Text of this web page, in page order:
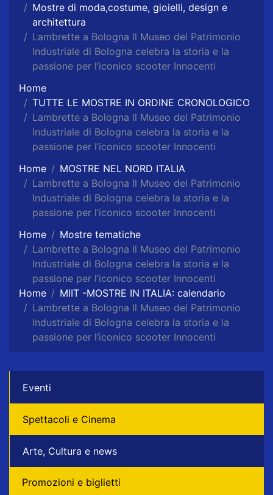
Mostre di moda,costume, gioielli, design e
architettura
Lambrette a Bologna Il Museo del Patrimonio
Industriale di Bologna celebra la storia e la
passione per l’iconico scooter Innocenti
Home
TUTTE LE MOSTRE IN ORDINE CRONOLOGICO
Lambrette a Bologna Il Museo del Patrimonio
Industriale di Bologna celebra la storia e la
passione per l’iconico scooter Innocenti
Home
MOSTRE NEL NORD ITALIA
Lambrette a Bologna Il Museo del Patrimonio
Industriale di Bologna celebra la storia e la
passione per l’iconico scooter Innocenti
Home
Mostre tematiche
Lambrette a Bologna Il Museo del Patrimonio
Industriale di Bologna celebra la storia e la
passione per l’iconico scooter Innocenti
Home
MIIT -MOSTRE IN ITALIA: calendario
Lambrette a Bologna Il Museo del Patrimonio
Industriale di Bologna celebra la storia e la
passione per l’iconico scooter Innocenti
Eventi
Spettacoli e Cinema
Arte, Cultura e news
Promozioni e biglietti